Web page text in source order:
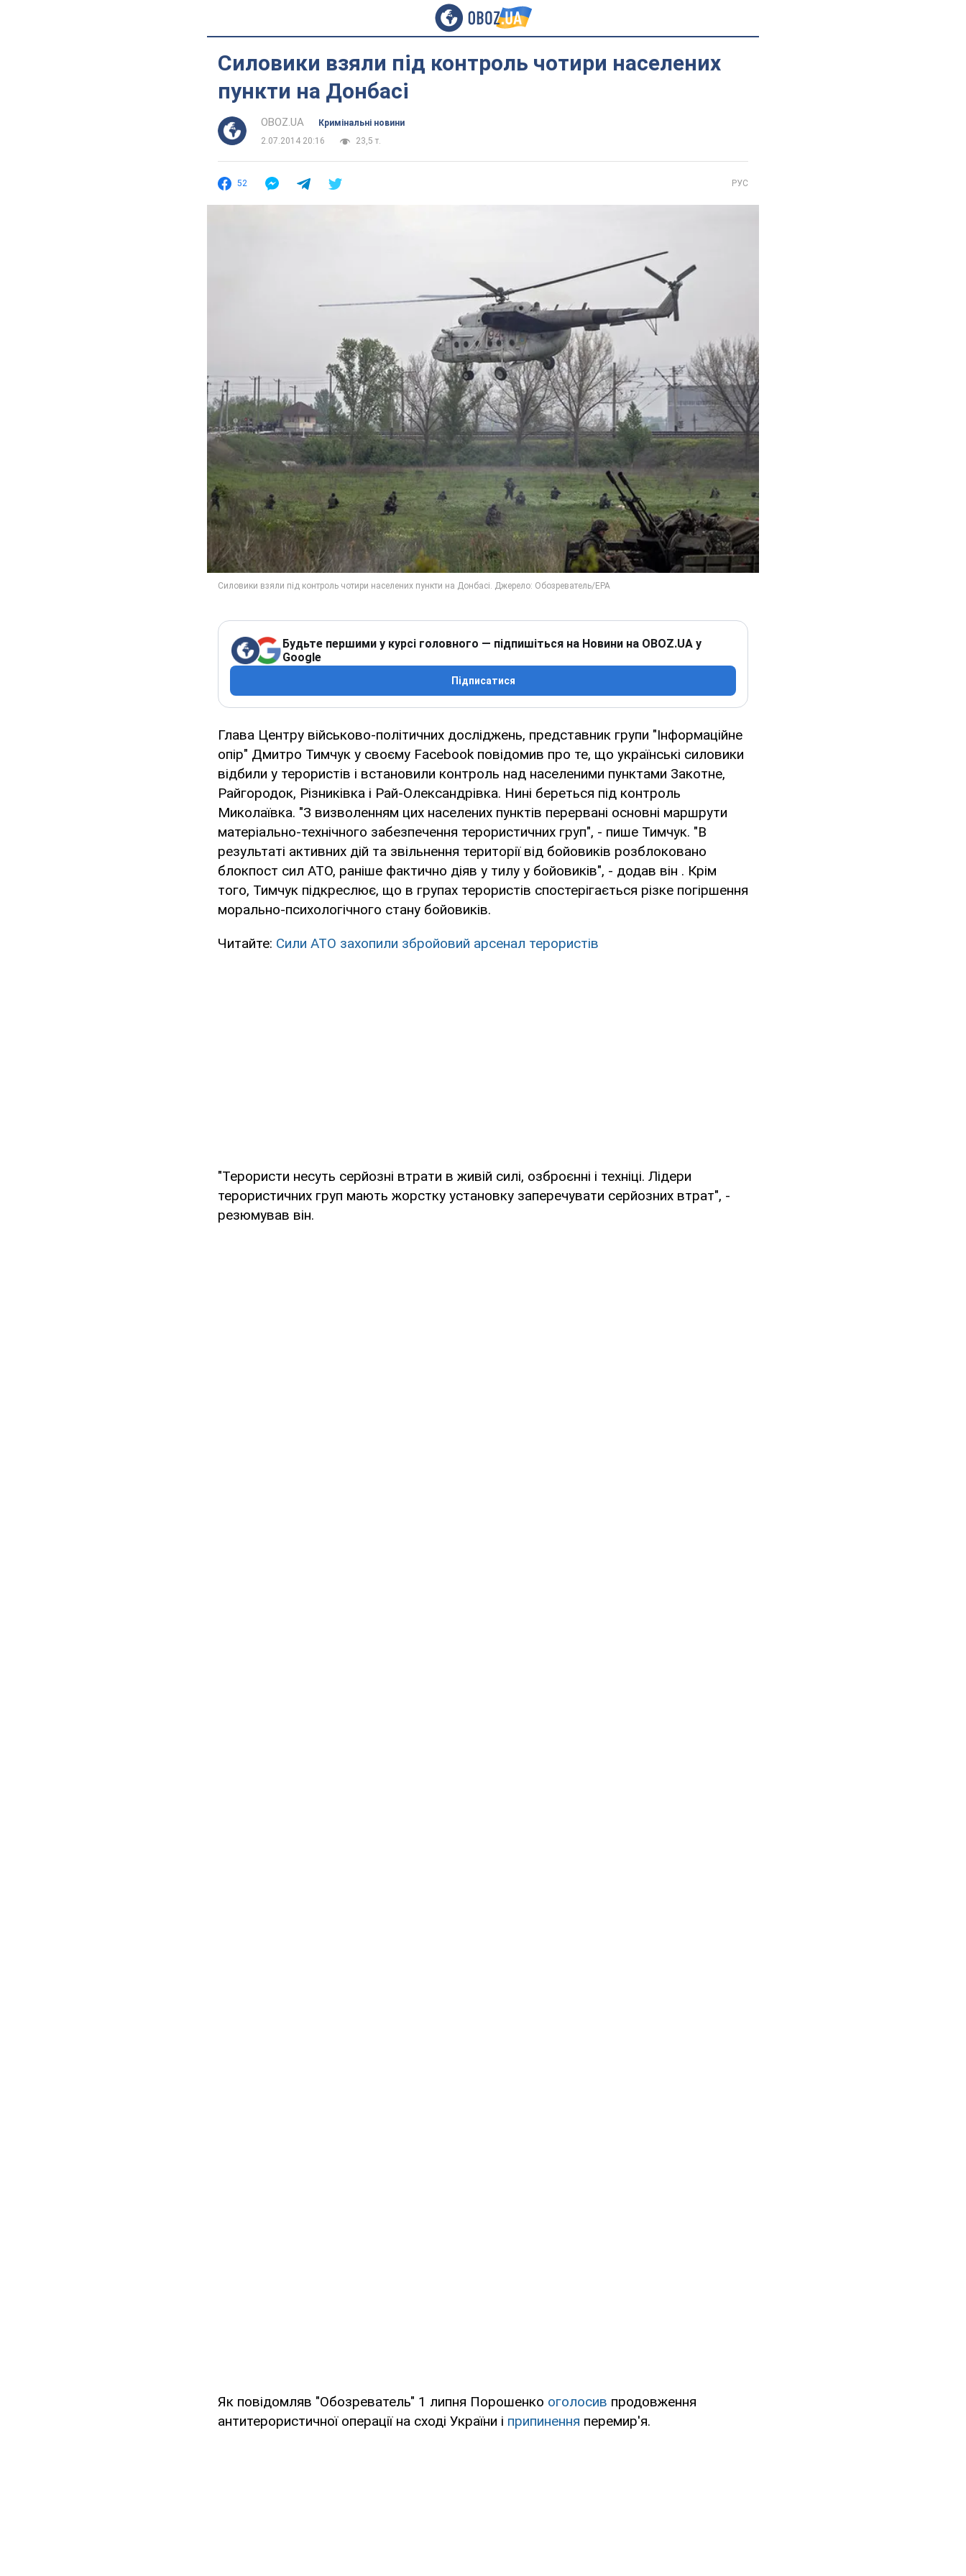
Силовики взяли під контроль чотири населених
пункти на Донбасі
OBOZ.UA
Кримінальні новини
2.07.2014 20:16
23,5 т.
52 РУС
Будьте першими у курсі головного — підпишіться на Новини на OBOZ.UA у
Google
Підписатися
Глава Центру військово-політичних досліджень, представник групи "Інформаційне
опір" Дмитро Тимчук у своєму Facebook повідомив про те, що українські силовики
відбили у терористів і встановили контроль над населеними пунктами Закотне,
Райгородок, Різниківка і Рай-Олександрівка. Нині береться під контроль
Миколаївка. "З визволенням цих населених пунктів перервані основні маршрути
матеріально-технічного забезпечення терористичних груп", - пише Тимчук. "В
результаті активних дій та звільнення території від бойовиків розблоковано
блокпост сил АТО, раніше фактично діяв у тилу у бойовиків", - додав він . Крім
того, Тимчук підкреслює, що в групах терористів спостерігається різке погіршення
морально-психологічного стану бойовиків.
Читайте: Сили АТО захопили збройовий арсенал терористів
"Терористи несуть серйозні втрати в живій силі, озброєнні і техніці. Лідери
терористичних груп мають жорстку установку заперечувати серйозних втрат", -
резюмував він.
Як повідомляв "Обозреватель" 1 липня Порошенко оголосив продовження
антитерористичної операції на сході України і припинення перемир'я.